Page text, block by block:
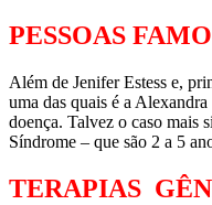
PESSOAS
Além de Jenifer Estess e,
uma das quais é a
doença. Talvez o caso mais
Síndrome – que são 2 a 5
TERAPIAS